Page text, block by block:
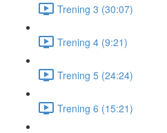
Trening 3 (30:07)
Trening 4 (9:21)
Trening 5 (24:24)
Trening 6 (15:21)